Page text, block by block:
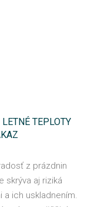
TEPLOTY
z prázdnin
skrýva aj riziká
ich uskladnením.